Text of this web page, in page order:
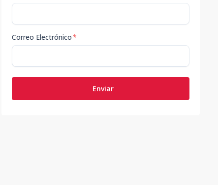
Correo Electrónico*
Enviar